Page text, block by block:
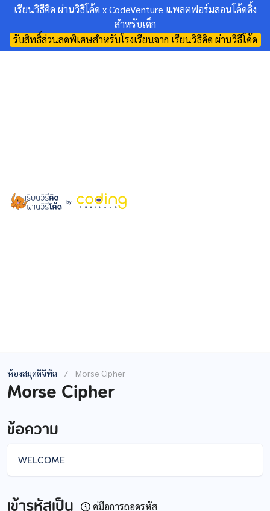
เรียนวิธีคิด ผ่านวิธีโค้ด x CodeVenture แพลตฟอร์มสอนโค้ดดิ้ง
สำหรับเด็ก
รับสิทธิ์ส่วนลดพิเศษสำหรับโรงเรียนจาก เรียนวิธีคิด ผ่านวิธีโค้ด
ห้องสมุดดิจิทัล / Morse Cipher
Morse Cipher
ข้อความ
คู่มือการถอดรหัส